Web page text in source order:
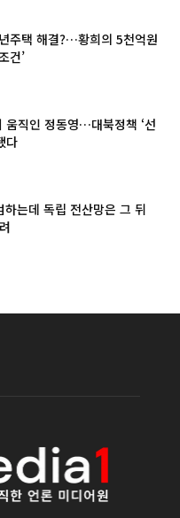
주택 해결?…황희의 5천억원
건’
움직인 정동영…대북정책 ‘선
다
는데 독립 전산망은 그 뒤